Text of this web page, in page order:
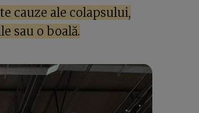
cauze ale colapsului,
sau o boală.